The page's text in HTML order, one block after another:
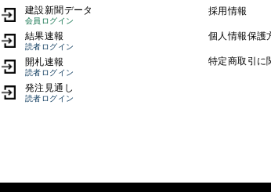
建設新聞データ
会員ログイン
結果速報
読者ログイン
開札速報
読者ログイン
発注見通し
読者ログイン
採用情報
個人情報保護
特定商取引に